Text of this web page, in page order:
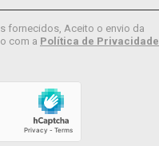
fornecidos, Aceito o envio da
com a Política de Privacidade